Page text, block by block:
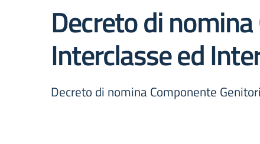
Decreto di
Interclasse ed
Decreto di nomina Componente